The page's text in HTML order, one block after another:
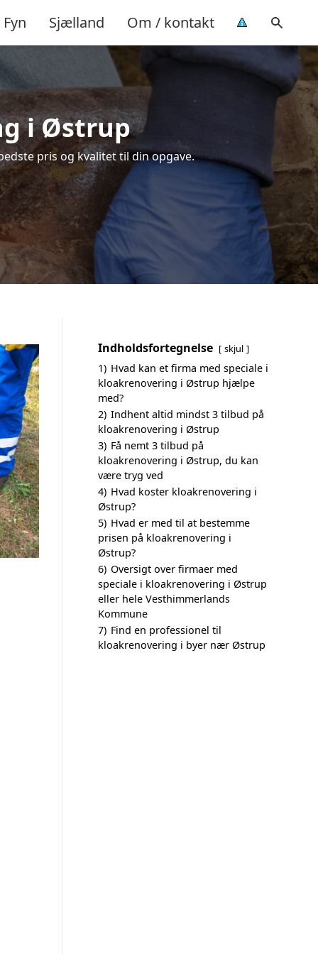
Fyn Sjælland Om / kontakt
i Østrup
pris og kvalitet til din opgave.
Indholdsfortegnelse skjul
1) Hvad kan et firma med speciale i
kloakrenovering i Østrup hjælpe
med?
2) Indhent altid mindst 3 tilbud på
kloakrenovering i Østrup
3) Få nemt 3 tilbud på
kloakrenovering i Østrup, du kan
være tryg ved
4) Hvad koster kloakrenovering i
Østrup?
5) Hvad er med til at bestemme
prisen på kloakrenovering i
Østrup?
6) Oversigt over firmaer med
speciale i kloakrenovering i Østrup
eller hele Vesthimmerlands
Kommune
7) Find en professionel til
kloakrenovering i byer nær Østrup